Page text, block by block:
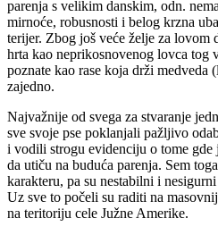
parenja s velikim danskim, odn.
mirnoće, robusnosti i belog krzna
terijer. Zbog još veće želje za lovom
hrta kao neprikosnovenog lovca tog
poznate kao rase koja drži
zajedno.
Najvažnije od svega za stvaranje
sve svoje pse poklanjali pažljivo
i vodili strogu evidenciju o tome
da utiču na buduća parenja. Sem
karakteru, pa su nestabilni i
Uz sve to počeli su raditi na
na teritoriju cele Južne Amerike.